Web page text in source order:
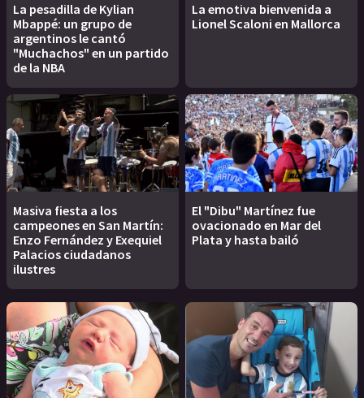
La pesadilla de Kylian
Mbappé: un grupo de
argentinos le cantó
"Muchachos" en un partido
de la NBA
La emotiva bienvenida a
Lionel Scaloni en Mallorca
Masiva fiesta a los
campeones en San Martín:
Enzo Fernández y Exequiel
Palacios ciudadanos
ilustres
El "Dibu" Martínez fue
ovacionado en Mar del
Plata y hasta bailó